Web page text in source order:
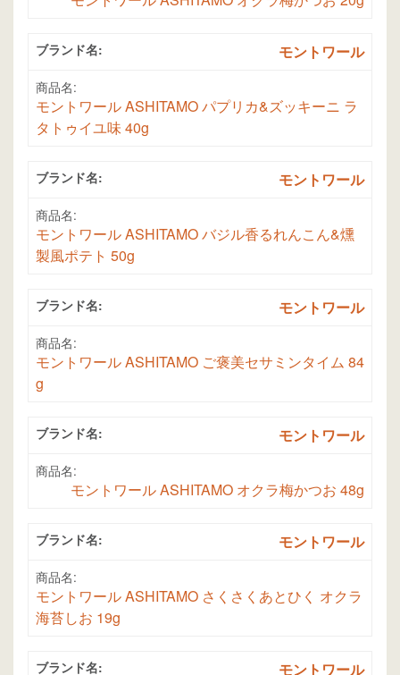
ブランド名: モントワール
商品名:
モントワール ASHITAMO パプリカ&ズッキーニ ラ
タトゥイユ味 40g
ブランド名: モントワール
商品名:
モントワール ASHITAMO バジル香るれんこん&燻
製風ポテト 50g
ブランド名: モントワール
商品名:
モントワール ASHITAMO ご褒美セサミンタイム 84
g
ブランド名: モントワール
商品名:
モントワール ASHITAMO オクラ梅かつお 48g
ブランド名: モントワール
商品名:
モントワール ASHITAMO さくさくあとひく オクラ
海苔しお 19g
ブランド名: モントワール